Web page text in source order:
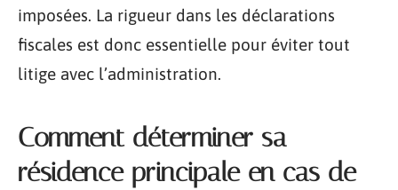
imposées. La rigueur dans les déclarations
fiscales est donc essentielle pour éviter tout
litige avec l’administration.
Comment déterminer sa
résidence principale en cas de